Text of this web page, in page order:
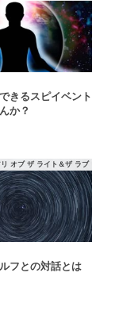
きるスピイベント
か？
オブ ザ ライト＆ザ ラブ
フとの対話とは